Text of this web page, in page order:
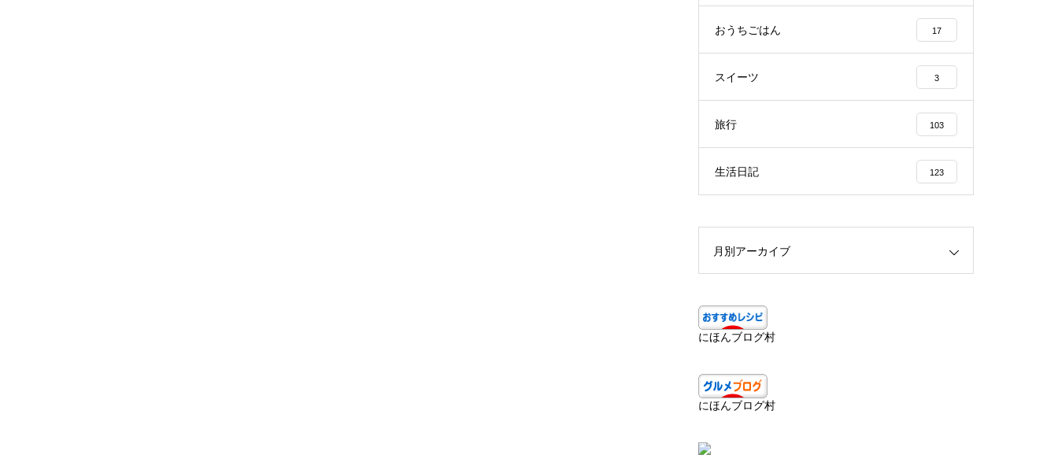
おうちごはん 17
スイーツ 3
旅行 103
生活日記 123
月別アーカイブ
にほんブログ村
にほんブログ村